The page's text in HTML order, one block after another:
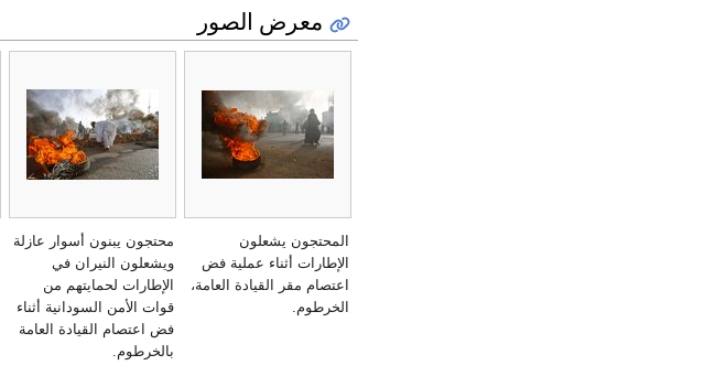
معرض الصور
المحتجون يشعلون
الإطارات أثناء عملية فض
اعتصام مقر القيادة العامة،
الخرطوم.
محتجون يبنون أسوار عازلة
ويشعلون النيران في
الإطارات لحمايتهم من
قوات الأمن السودانية أثناء
فض اعتصام القيادة العامة
بالخرطوم.